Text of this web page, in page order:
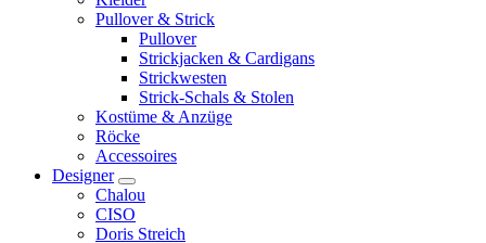
Pullover & Strick
Pullover
Strickjacken & Cardigans
Strickwesten
Strick-Schals & Stolen
Kostüme & Anzüge
Röcke
Accessoires
Designer
Chalou
CISO
Doris Streich